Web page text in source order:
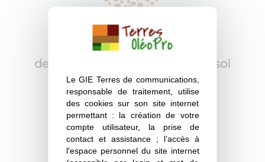
Le GIE Terres de communications,
responsable de traitement, utilise
des cookies sur son site internet
permettant : la création de votre
compte utilisateur, la prise de
contact et assistance ; l’accès à
l'espace personnel du site internet
3 kg
de graines de colza ou de tournesol
pour produire 1 litre d’huile